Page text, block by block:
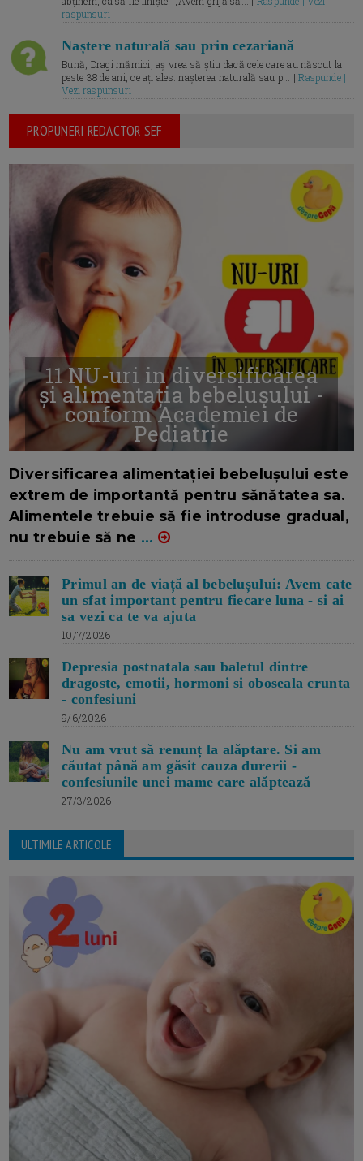
raspunsuri
Naștere naturală sau prin cezariană
Bună, Dragi mămici, aș vrea să știu dacă cele care au născut la
peste 38 de ani, ce ați ales: nașterea naturală sau p... |Raspunde |
Vezi raspunsuri
PROPUNERI REDACTOR SEF
11 NU-uri in diversificarea
și alimentația bebelușului -
conform Academiei de
Pediatrie
Diversificarea alimentației bebelușului este
extrem de importantă pentru sănătatea sa.
Alimentele trebuie să fie introduse gradual,
nu trebuie să ne ...
Primul an de viață al bebelușului: Avem cate
un sfat important pentru fiecare luna - si ai
sa vezi ca te va ajuta
10/7/2026
Depresia postnatala sau baletul dintre
dragoste, emotii, hormoni si oboseala crunta
- confesiuni
9/6/2026
Nu am vrut să renunț la alăptare. Si am
căutat până am găsit cauza durerii -
confesiunile unei mame care alăptează
27/3/2026
ULTIMILE ARTICOLE